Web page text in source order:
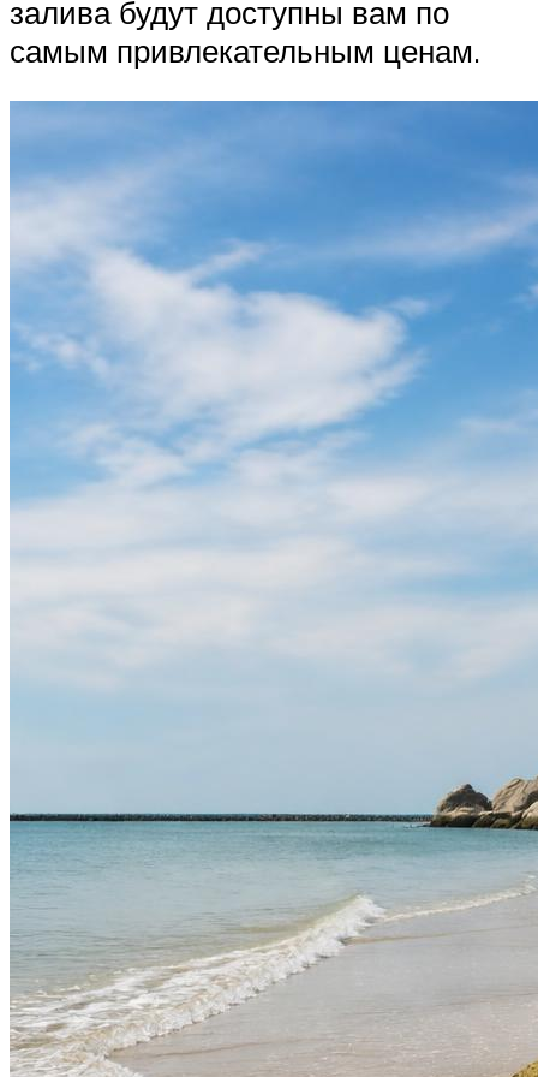
залива будут доступны вам по
самым привлекательным ценам.